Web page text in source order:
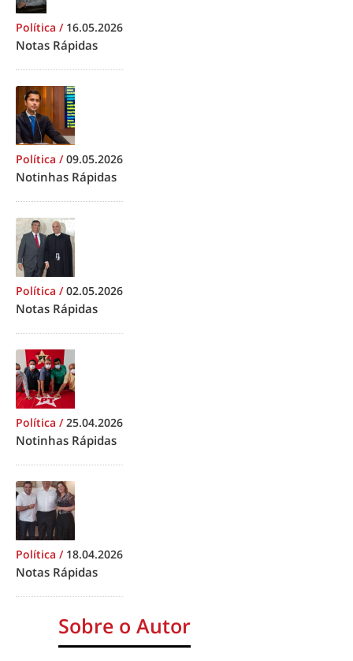
Política / 16.05.2026
Notas Rápidas
Política /09.05.2026
Notinhas Rápidas
Política /02.05.2026
Notas Rápidas
Política /25.04.2026
Notinhas Rápidas
Política / 18.04.2026
Notas Rápidas
Sobre o Autor